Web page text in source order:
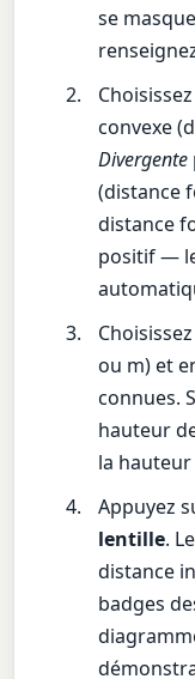
se
Choisissez
convexe
Divergente
(distance
distance
positif —
ou m) et
connues.
hauteur
la
Appuyez
lentille.
distance
badges